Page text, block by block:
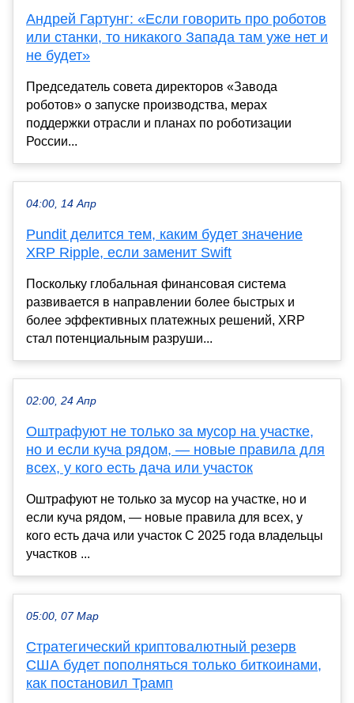
Андрей Гартунг: «Если говорить про роботов
или станки, то никакого Запада там уже нет и
не будет»
Председатель совета директоров «Завода
роботов» о запуске производства, мерах
поддержки отрасли и планах по роботизации
России...
04:00, 14 Апр
Pundit делится тем, каким будет значение
XRP Ripple, если заменит Swift
Поскольку глобальная финансовая система
развивается в направлении более быстрых и
более эффективных платежных решений, XRP
стал потенциальным разруши...
02:00, 24 Апр
Оштрафуют не только за мусор на участке,
но и если куча рядом, — новые правила для
всех, у кого есть дача или участок
Оштрафуют не только за мусор на участке, но и
если куча рядом, — новые правила для всех, у
кого есть дача или участок С 2025 года владельцы
участков ...
05:00, 07 Мар
Стратегический криптовалютный резерв
США будет пополняться только биткоинами,
как постановил Трамп